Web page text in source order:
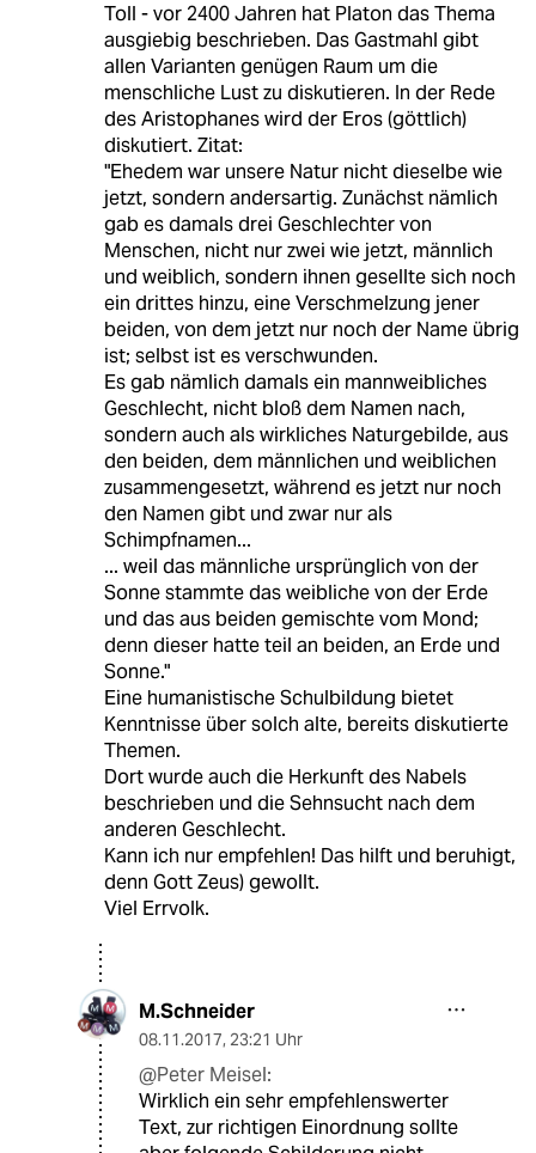
Toll - vor 2400 Jahren hat Platon das Thema
ausgiebig beschrieben. Das Gastmahl gibt
allen Varianten genügen Raum um die
menschliche Lust zu diskutieren. In der Rede
des Aristophanes wird der Eros (göttlich)
diskutiert. Zitat:
"Ehedem war unsere Natur nicht dieselbe wie
jetzt, sondern andersartig. Zunächst nämlich
gab es damals drei Geschlechter von
Menschen, nicht nur zwei wie jetzt, männlich
und weiblich, sondern ihnen gesellte sich noch
ein drittes hinzu, eine Verschmelzung jener
beiden, von dem jetzt nur noch der Name übrig
ist; selbst ist es verschwunden.
Es gab nämlich damals ein mannweibliches
Geschlecht, nicht bloß dem Namen nach,
sondern auch als wirkliches Naturgebilde, aus
den beiden, dem männlichen und weiblichen
zusammengesetzt, während es jetzt nur noch
den Namen gibt und zwar nur als
Schimpfnamen...
... weil das männliche ursprünglich von der
Sonne stammte das weibliche von der Erde
und das aus beiden gemischte vom Mond;
denn dieser hatte teil an beiden, an Erde und
Sonne."
Eine humanistische Schulbildung bietet
Kenntnisse über solch alte, bereits diskutierte
Themen.
Dort wurde auch die Herkunft des Nabels
beschrieben und die Sehnsucht nach dem
anderen Geschlecht.
Kann ich nur empfehlen! Das hilft und beruhigt,
denn Gott Zeus) gewollt.
Viel Errvolk.
M.Schneider
08.11.2017, 23:21 Uhr
@Peter Meisel:
Wirklich ein sehr empfehlenswerter
Text, zur richtigen Einordnung sollte